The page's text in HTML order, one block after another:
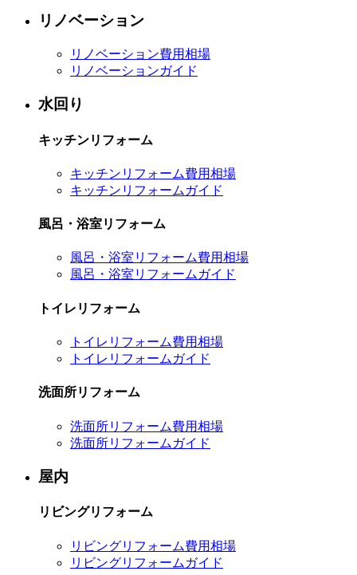
リノベーション
リノベーション費用相場
リノベーションガイド
水回り
キッチンリフォーム
キッチンリフォーム費用相場
キッチンリフォームガイド
風呂・浴室リフォーム
風呂・浴室リフォーム費用相場
風呂・浴室リフォームガイド
トイレリフォーム
トイレリフォーム費用相場
トイレリフォームガイド
洗面所リフォーム
洗面所リフォーム費用相場
洗面所リフォームガイド
屋内
リビングリフォーム
リビングリフォーム費用相場
リビングリフォームガイド